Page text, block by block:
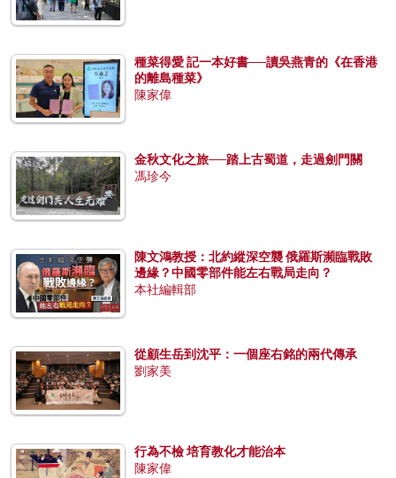
種菜得愛 記一本好書──讀吳燕青的《在香港
的離島種菜》
陳家偉
金秋文化之旅──踏上古蜀道，走過劍門關
馮珍今
陳文鴻教授：北約縱深空襲 俄羅斯瀕臨戰敗
邊緣？中國零部件能左右戰局走向？
本社編輯部
從顧生岳到沈平：一個座右銘的兩代傳承
劉家美
行為不檢 培育教化才能治本
陳家偉